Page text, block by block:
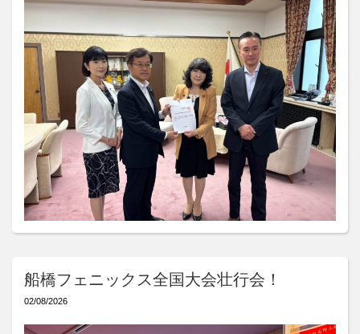
船橋フェニックス全国大会壮行会！
02/08/2026